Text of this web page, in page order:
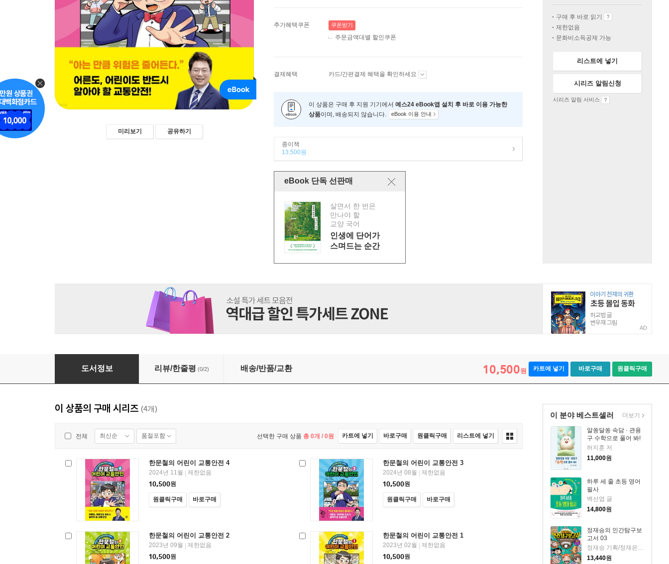
미리보기 공유하기
추가혜택쿠폰 쿠폰받기
주문금액대별 할인쿠폰
결제혜택 카드/간편결제 혜택을 확인하세요
이 상품은 구매 후 지원 기기에서 예스24 eBook앱 설치 후 바로 이용 가능한
상품이며, 배송되지 않습니다. eBook 이용 안내
종이책
13,500원
eBook 단독 선판매
살면서 한 번은
만나야 할
교양 국어
인생에 단어가
스며드는 순간
구매 후 바로 읽기
제한없음
문화비소득공제 가능
리스트에 넣기
시리즈 알림신청
시리즈 알림 서비스
AD
한문철의 어린이 교통안전 4
도서정보 리뷰/한줄평 (0/2) 배송/반품/교환 10,500원 카트에 넣기 바로구매 원클릭구매
이 분야 베스트셀러
알쏭달쏭 속담 · 관용
구 수학으로 풀어 봐!
허지훈 저
11,000원
하루 세 줄 초등 영어
필사
백선엽 글
14,800원
정재승의 인간탐구보
고서 03
정재승 기획/정재은,이고은 글/김현민 그림
13,440원
더보기
이 상품의 구매 시리즈 (4개)
전체 최신순 품절포함 선택한 구매 상품 총 0개 / 0원 카트에 넣기 바로구매 원클릭구매 리스트에 넣기
한문철의 어린이 교통안전 4
2024년 11월 | 제한없음
10,500원
원클릭구매 바로구매
한문철의 어린이 교통안전 3
2024년 08월 | 제한없음
10,500원
원클릭구매 바로구매
한문철의 어린이 교통안전 2
2023년 09월 | 제한없음
10,500원
한문철의 어린이 교통안전 1
2023년 02월 | 제한없음
10,500원